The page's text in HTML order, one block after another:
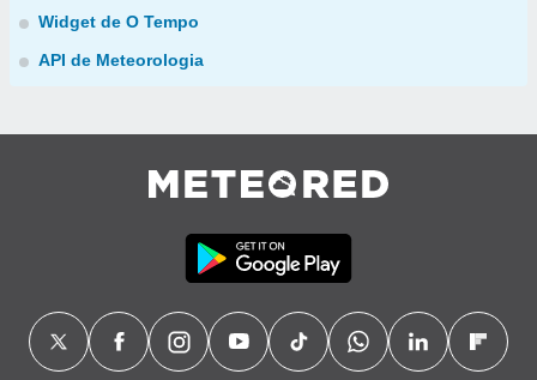
Widget de O Tempo
API de Meteorologia